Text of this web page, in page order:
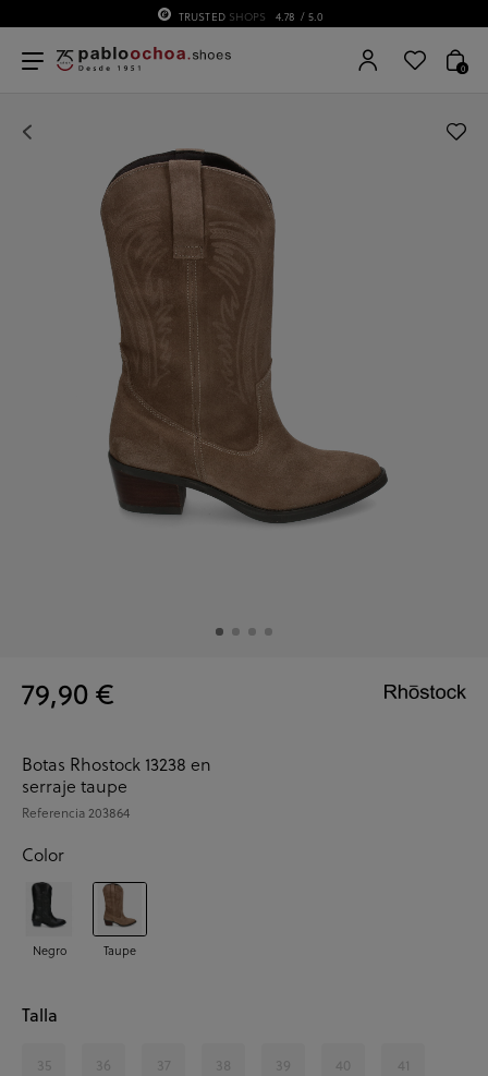
4.78 / 5.0
0
79,90 €
Botas Rhostock 13238 en
serraje taupe
Referencia203864
Color
Negro Taupe
Talla
35 36 37 38 39 40 41